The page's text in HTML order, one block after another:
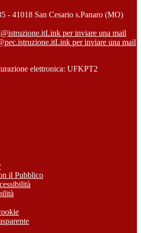
- 41018 San Cesario s.Panaro (MO)
Link per inviare una mail
Link per inviare una mail
elettronica: UFKPT2
il Pubblico